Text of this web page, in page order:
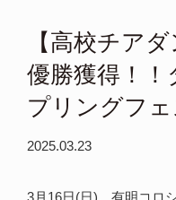
【高校チア
優勝獲得！
プリングフ
2025.03.23